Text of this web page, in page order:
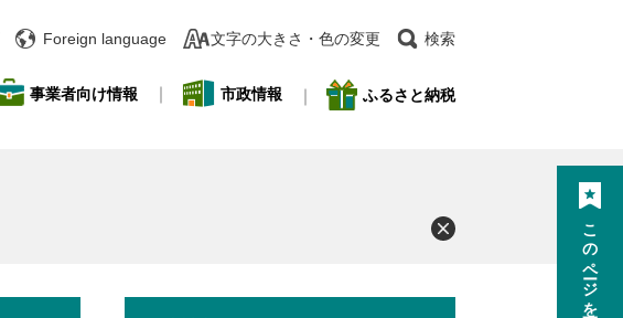
Foreign language 文字の大きさ・色の変更 検索
事業者向け情報 市政情報 ふるさと納税
このページを一時保存する